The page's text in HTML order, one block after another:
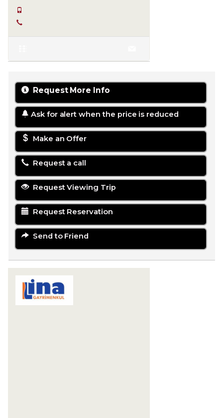
Request More Info
Ask for alert when the price is reduced
Make an Offer
Request a call
Request Viewing Trip
Request Reservation
Send to Friend